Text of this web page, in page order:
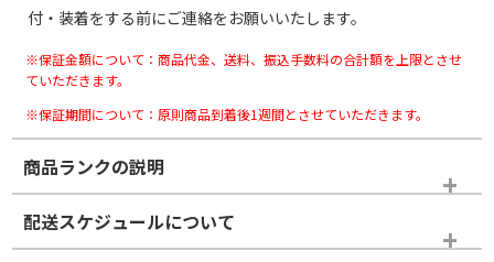
付・装着をする前にご連絡をお願いいたします。
※保証金額について：商品代金、送料、振込手数料の合計額を上限とさせ
ていただきます。
※保証期間について：原則商品到着後1週間とさせていただきます。
商品ランクの説明
※商品ランクは出品者の主観により判断しておりますので、あら
かじめご了承ください。
配送スケジュールについて